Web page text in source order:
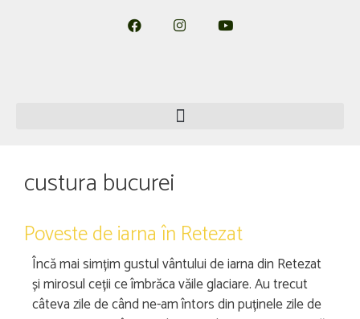
custura bucurei
Poveste de iarna în Retezat
Încă mai simțim gustul vântului de iarna din Retezat
și mirosul ceții ce îmbrăca văile glaciare. Au trecut
câteva zile de când ne-am întors din puținele zile de